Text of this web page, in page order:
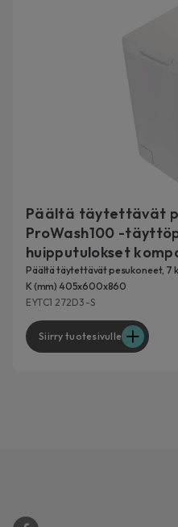
Päältä täytettävät
ProWash100 -
huipputulokset
Päältä täytettävät pesukoneet, 7
K (mm) 405x600x860
EYTC1 272D3-S
Siirry tuotesivulle